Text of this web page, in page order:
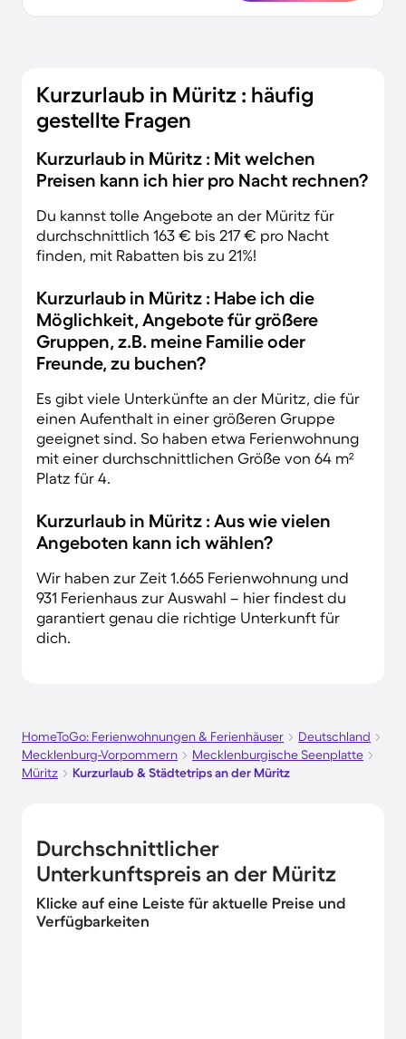
Kurzurlaub in Müritz : häufig
gestellte Fragen
Kurzurlaub in Müritz : Mit welchen
Preisen kann ich hier pro Nacht rechnen?
Du kannst tolle Angebote an der Müritz für
durchschnittlich 163 € bis 217 € pro Nacht
finden, mit Rabatten bis zu 21%!
Kurzurlaub in Müritz : Habe ich die
Möglichkeit, Angebote für größere
Gruppen, z.B. meine Familie oder
Freunde, zu buchen?
Es gibt viele Unterkünfte an der Müritz, die für
einen Aufenthalt in einer größeren Gruppe
geeignet sind. So haben etwa Ferienwohnung
mit einer durchschnittlichen Größe von 64 m²
Platz für 4.
Kurzurlaub in Müritz : Aus wie vielen
Angeboten kann ich wählen?
Wir haben zur Zeit 1.665 Ferienwohnung und
931 Ferienhaus zur Auswahl – hier findest du
garantiert genau die richtige Unterkunft für
dich.
HomeToGo: Ferienwohnungen & Ferienhäuser
Deutschland
Mecklenburg-Vorpommern
Mecklenburgische Seenplatte
Müritz
Kurzurlaub & Städtetrips an der Müritz
Durchschnittlicher
Unterkunftspreis an der Müritz
Klicke auf eine Leiste für aktuelle Preise und
Verfügbarkeiten